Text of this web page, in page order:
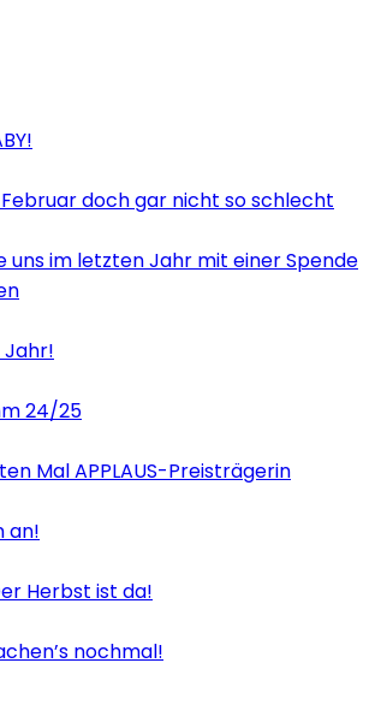
doch gar nicht so schlecht
uns im letzten Jahr mit einer Spende
Jahr!
24/25
Mal APPLAUS-Preisträgerin
an!
Herbst ist da!
nochmal!